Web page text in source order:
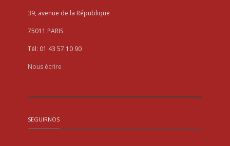
39, avenue de la République
75011 PARIS
Tél: 01 43 57 10 90
Nous écrire
SEGUIRNOS